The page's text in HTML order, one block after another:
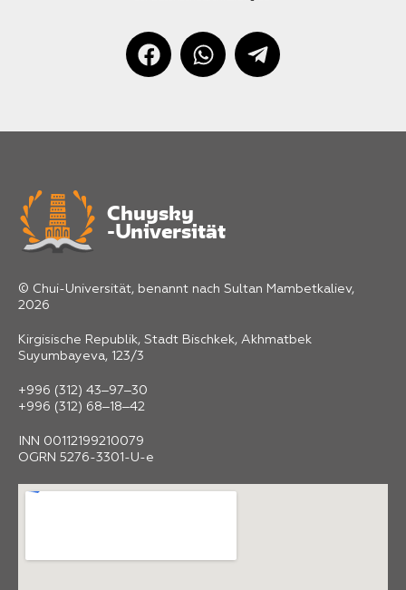
Chuysky
-Universität
© Chui-Universität, benannt nach Sultan Mambetkaliev,
2026
Kirgisische Republik, Stadt Bischkek, Akhmatbek
Suyumbayeva, 123/3
+996 (312) 43‒97‒30
+996 (312) 68‒18‒42
INN 00112199210079
OGRN 5276-3301-U-e